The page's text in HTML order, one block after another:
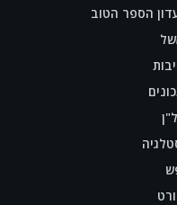
הספר הטוב